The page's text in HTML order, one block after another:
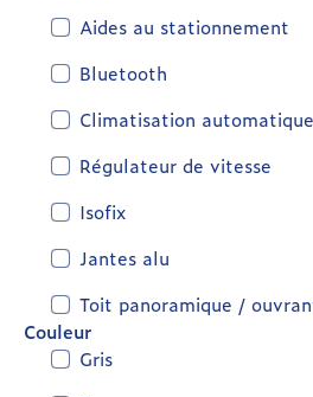
Aides au stationnement
Bluetooth
Climatisation automatique
Régulateur de vitesse
Isofix
Jantes alu
Toit panoramique /
Couleur
Gris